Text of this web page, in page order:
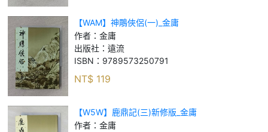
【WAM】神鵰俠侶(一)_金庸
作者： 金庸
出版社： 遠流
ISBN： 9789573250791
NT$ 119
【W5W】鹿鼎記(三)新修版_金庸
作者： 金庸